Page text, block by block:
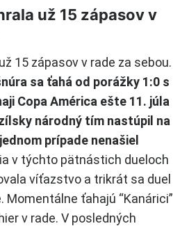
už 15 zápasov v
15 zápasov v rade za sebou.
sa ťahá od porážky 1:0 s
Copa América ešte 11. júla
národný tím nastúpil na
prípade nenašiel
v týchto pätnástich dueloch
víťazstvo a trikrát sa duel
Momentálne ťahajú “Kanárici”
v rade. V posledných